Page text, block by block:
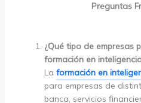
Preguntas
¿Qué tipo de empresas
formación en
La formación en
para empresas de
banca, servicios